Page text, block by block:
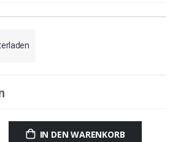
IN DEN WARENKORB